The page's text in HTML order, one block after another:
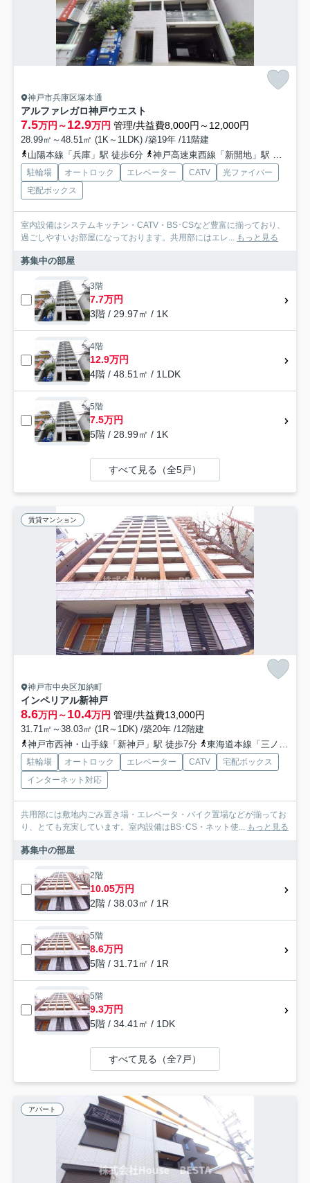
神戸市兵庫区塚本通
アルファレガロ神戸ウエスト
7.5万円～12.9万円 管理/共益費8,000円～12,000円
28.99㎡～48.51㎡ (1K～1LDK) /築19年 /11階建
山陽本線「兵庫」駅 徒歩6分
神戸高速東西線「新開地」駅 徒歩7分
駐輪場 オートロック エレベーター CATV
光ファイバー
宅配ボックス
室内設備はシステムキッチン・CATV・BS･CSなど豊富に揃っており、
過ごしやすいお部屋になっております。共用部にはエレ... もっと見る
募集中の部屋
3階
7.7万円
3階 / 29.97㎡ / 1K
4階
12.9万円
4階 / 48.51㎡ / 1LDK
5階
7.5万円
5階 / 28.99㎡ / 1K
すべて見る（全5戸）
賃貸マンション
神戸市中央区加納町
インペリアル新神戸
8.6万円～10.4万円 管理/共益費13,000円
31.71㎡～38.03㎡ (1R～1DK) /築20年 /12階建
神戸市西神・山手線「新神戸」駅 徒歩7分
東海道本線「三ノ宮」駅 徒歩11分
駐輪場 オートロック エレベーター CATV
宅配ボックス
インターネット対応
共用部には敷地内ごみ置き場・エレベータ・バイク置場などが揃ってお
り、とても充実しています。室内設備はBS･CS・ネット使... もっと見る
募集中の部屋
2階
10.05万円
2階 / 38.03㎡ / 1R
5階
8.6万円
5階 / 31.71㎡ / 1R
5階
9.3万円
5階 / 34.41㎡ / 1DK
すべて見る（全7戸）
アパート